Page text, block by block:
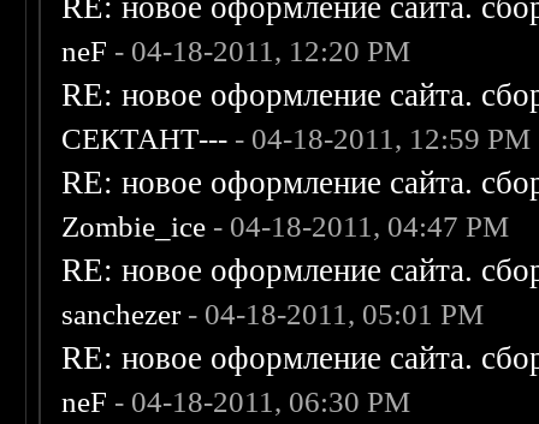
RE: новое оформление сайта.
neF - 04-18-2011, 12:20 PM
RE: новое оформление сайта.
СЕКТАНТ--- - 04-18-2011, 12:59 PM
RE: новое оформление сайта.
Zombie_ice - 04-18-2011, 04:47 PM
RE: новое оформление сайта.
sanchezer- 04-18-2011, 05:01 PM
RE: новое оформление сайта.
neF - 04-18-2011, 06:30 PM